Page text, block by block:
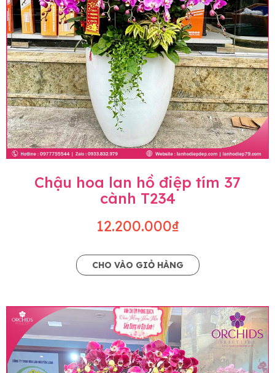
Chậu hoa lan hồ điệp tím 37
cành T234
12.200.000₫
CHO VÀO GIỎ HÀNG